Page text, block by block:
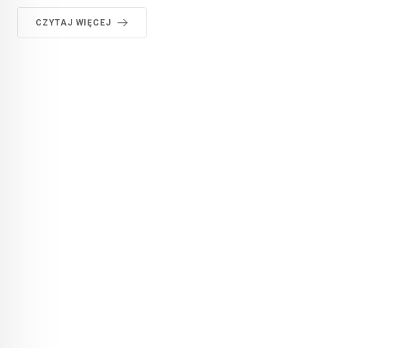
CZYTAJ WIĘCEJ